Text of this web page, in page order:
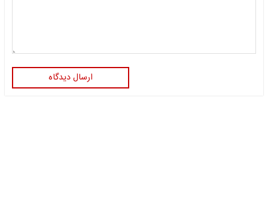
ارسال دیدگاه